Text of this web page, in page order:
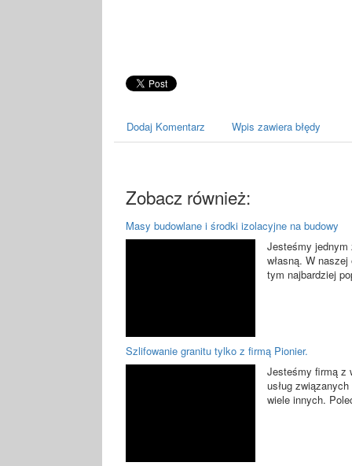
Dodaj Komentarz Wpis zawiera błędy
Zobacz również:
Masy budowlane i środki izolacyjne na budowy
Jesteśmy jednym
własną. W
tym najbardziej
Szlifowanie granitu tylko z firmą Pionier.
Jesteśmy firmą z
usług
wiele innych.